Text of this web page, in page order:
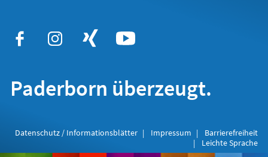
Paderborn überzeugt.
Datenschutz / Informationsblätter Impressum
Barrierefreiheit
Leichte Sprache